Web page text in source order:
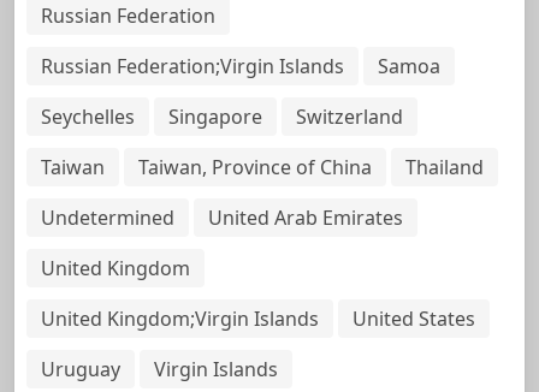
Russian Federation
Russian Federation;Virgin Islands
Samoa
Seychelles
Singapore
Switzerland
Taiwan
Taiwan, Province of China
Thailand
Undetermined
United Arab Emirates
United Kingdom
United Kingdom;Virgin Islands
United States
Uruguay
Virgin Islands